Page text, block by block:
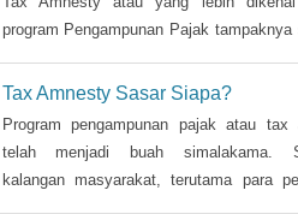
Pajak
Langkah pemerintah untuk menjalankan
Tax Amnesty atau yang lebih dikenal
program Pengampunan Pajak tampaknya
depan mata karena saat ini
mengajukan RUU Pengampunan Pajak
menunggu pengesahan DPR. Kalau
Tax Amnesty Sasar Siapa?
Program pengampunan pajak atau tax